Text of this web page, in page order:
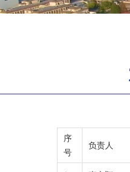
序
号
负责人